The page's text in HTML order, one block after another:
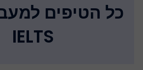
כל הטיפים
IELTS